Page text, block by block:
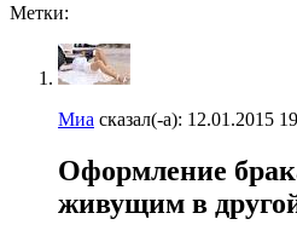
Метки:
Миа сказал(-а): 12.01.2015
Оформление
живущим в